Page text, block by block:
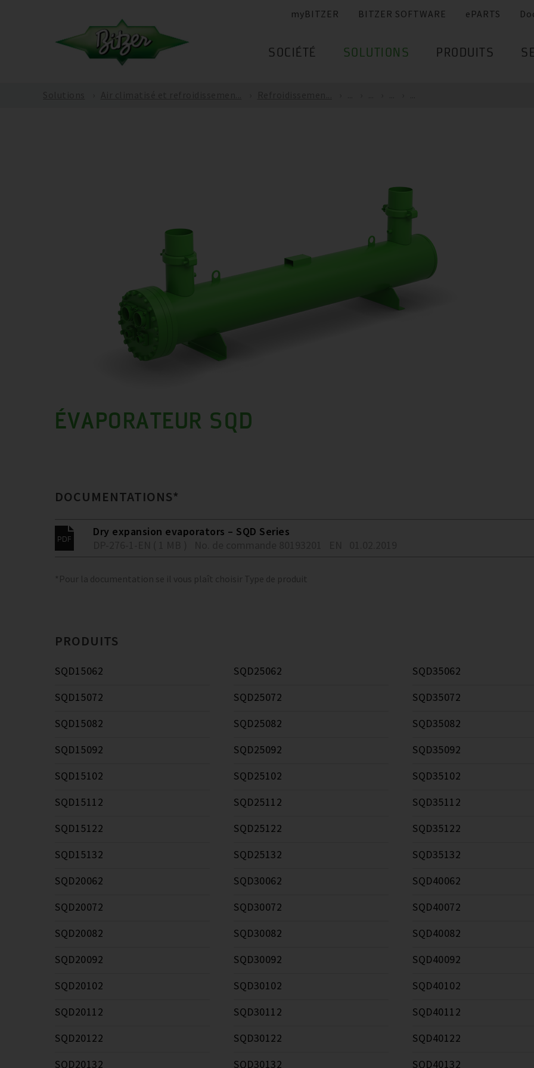
myBITZER BITZER SOFTWARE ePARTS
SOCIÉTÉ SOLUTIONS PRODUITS
ÉVAPORATEUR SQD
DOCUMENTATIONS*
Dry expansion evaporators – SQD Series
*Pour la documentation se il vous plaît choisir Type de produit
PRODUITS
SQD15062
SQD15072
SQD15082
SQD15092
SQD15102
SQD15112
SQD15122
SQD15132
SQD20062
SQD20072
SQD20082
SQD20092
SQD20102
SQD20112
SQD20122
SQD20132
SQD25062
SQD25072
SQD25082
SQD25092
SQD25102
SQD25112
SQD25122
SQD25132
SQD30062
SQD30072
SQD30082
SQD30092
SQD30102
SQD30112
SQD30122
SQD30132
SQD35062
SQD35072
SQD35082
SQD35092
SQD35102
SQD35112
SQD35122
SQD35132
SQD40062
SQD40072
SQD40082
SQD40092
SQD40102
SQD40112
SQD40122
SQD40132